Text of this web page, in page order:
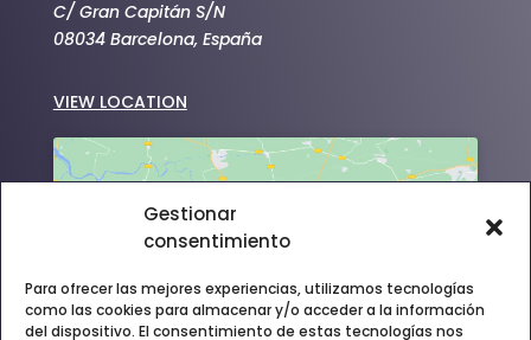
Gestionar
consentimiento
Para ofrecer las mejores experiencias, utilizamos tecnologías
como las cookies para almacenar y/o acceder a la información
del dispositivo. El consentimiento de estas tecnologías nos
C/ Gran Capitán S/N
08034 Barcelona, España
VIEW LOCATION
marketing y permitir este contenido